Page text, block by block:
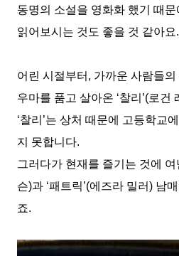
동명의 소설을 영화화 했기 때
읽어보시는 것도 좋을 것 같아요.
어린 시절부터 , 가까운 사람들
우마를 품고 살아온 ‘찰리 ’(로건
‘찰리 ’는 상처 때문에 고등학교
지 못합니다.
그러다가 현재를 즐기는 것에 여
슨)과 ‘패트릭’(에즈라 밀러) 남
죠.